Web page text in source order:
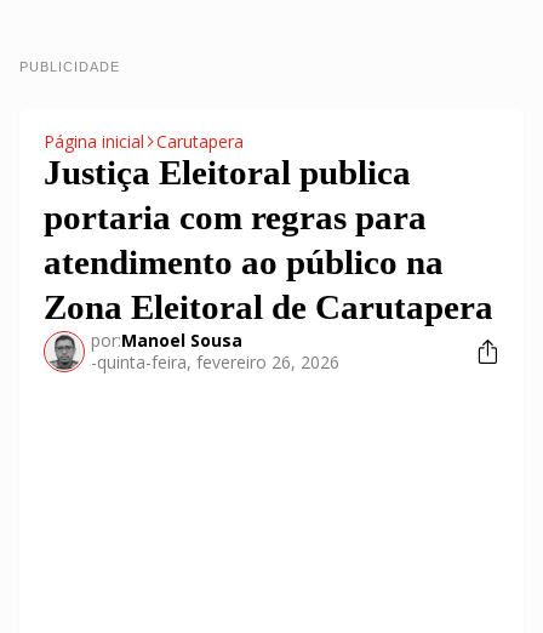
PUBLICIDADE
Página inicial Carutapera
Justiça Eleitoral publica
portaria com regras para
atendimento ao público na
Zona Eleitoral de Carutapera
por:Manoel Sousa
-quinta-feira, fevereiro 26, 2026